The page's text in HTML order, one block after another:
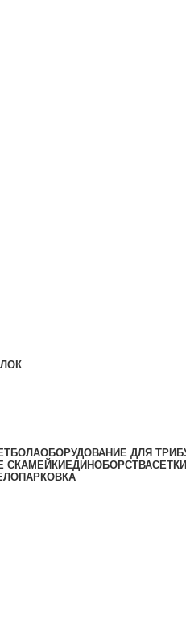
ОБОРУДОВАНИЕ ДЛЯ
СКАМЕЙКИ ЕДИНОБОРСТВАСЕТКИ